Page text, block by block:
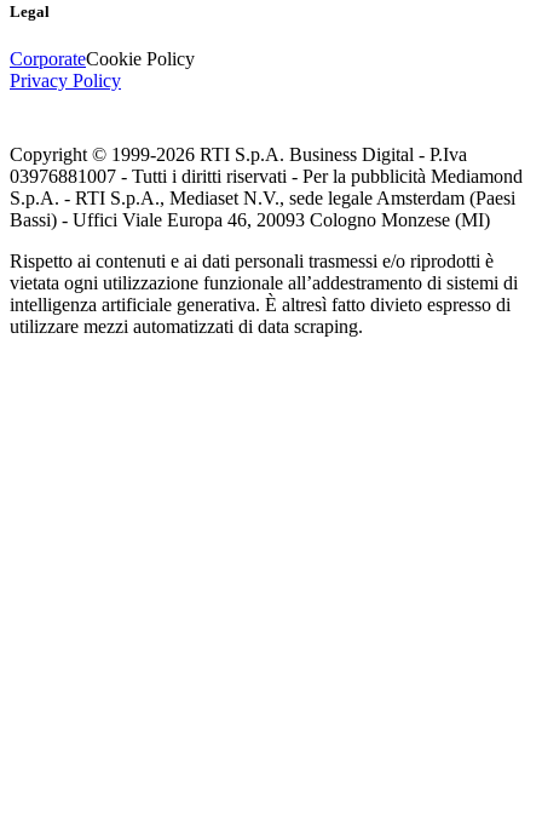
Legal
CorporateCookie Policy
Privacy Policy
Copyright © 1999-2026 RTI S.p.A. Business Digital - P.Iva
03976881007 - Tutti i diritti riservati - Per la pubblicità Mediamond
S.p.A. - RTI S.p.A., Mediaset N.V., sede legale Amsterdam (Paesi
Bassi) - Uffici Viale Europa 46, 20093 Cologno Monzese (MI)
Rispetto ai contenuti e ai dati personali trasmessi e/o riprodotti è
vietata ogni utilizzazione funzionale all’addestramento di sistemi di
intelligenza artificiale generativa. È altresì fatto divieto espresso di
utilizzare mezzi automatizzati di data scraping.